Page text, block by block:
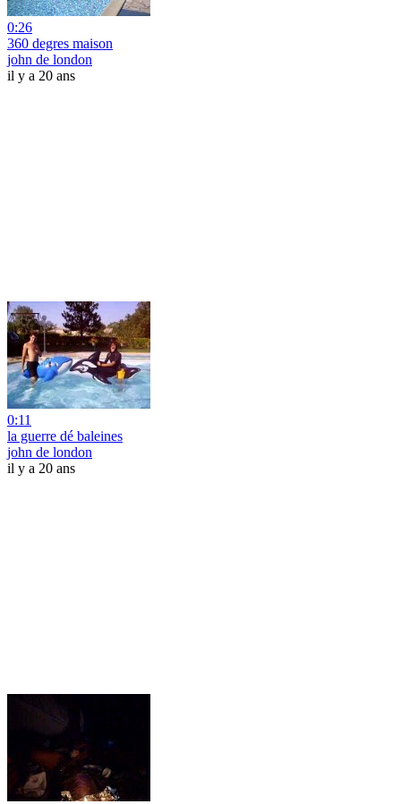
0:26
360 degres maison
john de london
il y a 20 ans
0:11
la guerre dé baleines
john de london
il y a 20 ans